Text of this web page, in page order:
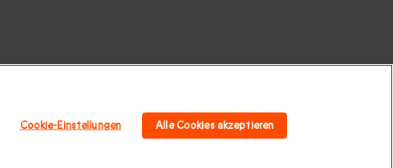
Luxusurlaub|Städtereisen Europa|Kulinarischer
Cookie-Einstellungen Alle Cookies akzeptieren